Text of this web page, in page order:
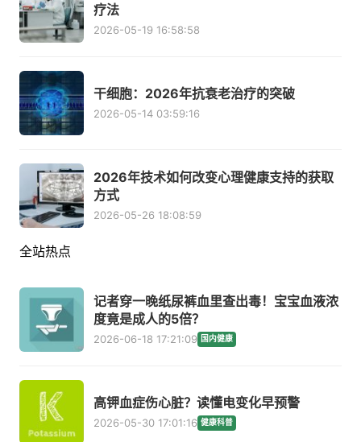
疗法
2026-05-19 16:58:58
干细胞：2026年抗衰老治疗的突破
2026-05-14 03:59:16
2026年技术如何改变心理健康支持的获取
方式
2026-05-26 18:08:59
全站热点
记者穿一晚纸尿裤血里查出毒！宝宝血液浓
度竟是成人的5倍？
2026-06-18 17:21:09 国内健康
高钾血症伤心脏？读懂电变化早预警
2026-05-30 17:01:16 健康科普